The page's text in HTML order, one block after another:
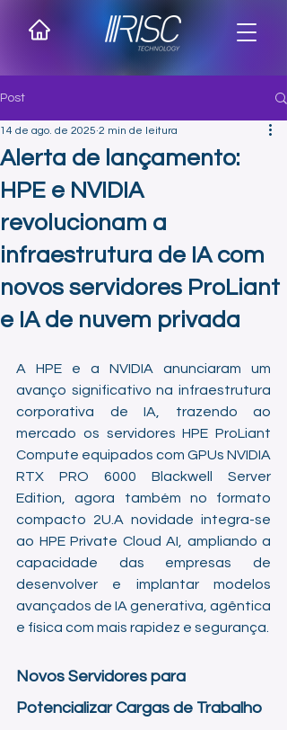
Post
Alerta de lançamento:
HPE e NVIDIA
revolucionam a
infraestrutura de IA com
novos servidores ProLiant
e IA de nuvem privada
14 de ago. de 2025 2 min de leitura
A HPE e a NVIDIA anunciaram um
avanço significativo na infraestrutura
corporativa de IA, trazendo ao
mercado os servidores HPE ProLiant
Compute equipados com GPUs NVIDIA
RTX PRO 6000 Blackwell Server
Edition, agora também no formato
compacto 2U.A novidade integra-se
ao HPE Private Cloud AI, ampliando a
capacidade das empresas de
desenvolver e implantar modelos
avançados de IA generativa, agêntica
e física com mais rapidez e segurança.
Novos Servidores para
Potencializar Cargas de Trabalho